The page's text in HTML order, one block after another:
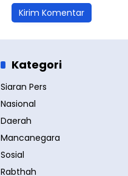
Kategori
Siaran Pers
Nasional
Daerah
Mancanegara
Sosial
Rabthah